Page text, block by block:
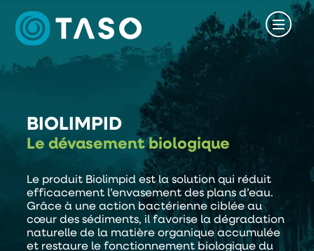
BIOLIMPID
Le dévasement biologique
Le produit Biolimpid est la solution qui réduit
efficacement l’envasement des plans d’eau.
Grâce à une action bactérienne ciblée au
cœur des sédiments, il favorise la dégradation
naturelle de la matière organique accumulée
et restaure le fonctionnement biologique du